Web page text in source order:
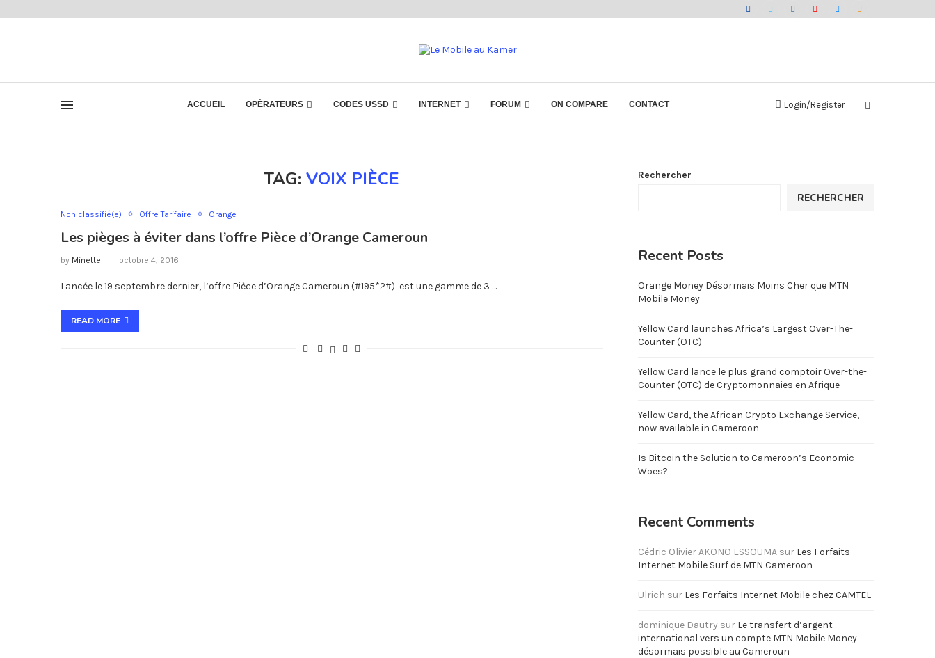
ACCUEIL OPÉRATEURS CODES USSD INTERNET FORUM ON COMPARE CONTACT Login/Register
TAG:VOIX PIÈCE
Non classifié(e) Offre Tarifaire Orange
Les pièges à éviter dans l’offre Pièce d’Orange Cameroun
by Minette octobre 4, 2016
Lancée le 19 septembre dernier, l’offre Pièce d’Orange Cameroun (#195*2#) est une gamme de 3 …
READ MORE
Rechercher
RECHERCHER
Recent Posts
Orange Money Désormais Moins Cher que MTN
Mobile Money
Yellow Card launches Africa’s Largest Over-The-
Counter (OTC)
Yellow Card lance le plus grand comptoir Over-the-
Counter (OTC) de Cryptomonnaies en Afrique
Yellow Card, the African Crypto Exchange Service,
now available in Cameroon
Is Bitcoin the Solution to Cameroon’s Economic
Woes?
Recent Comments
Cédric Olivier AKONO ESSOUMA sur Les Forfaits
Internet Mobile Surf de MTN Cameroon
Ulrich sur Les Forfaits Internet Mobile chez CAMTEL
dominique Dautry sur Le transfert d’argent
international vers un compte MTN Mobile Money
désormais possible au Cameroun